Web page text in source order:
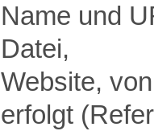
Name und
Datei,
Website,
erfolgt